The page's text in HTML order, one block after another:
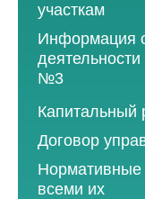
участкам
Информация
№3
Программы
2013 год
Капитальный
Договор
Нормативные
всеми их